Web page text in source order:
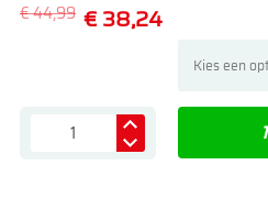
€ 38,24
€ 44,99